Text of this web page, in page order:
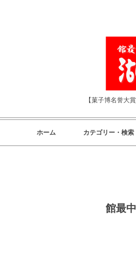
【菓子博名誉大
ホーム カテゴリー・検索
館最